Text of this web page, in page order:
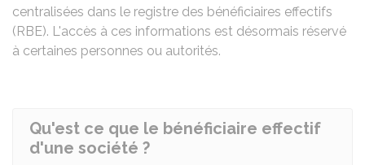
centralisées dans le registre des bénéficiaires effectifs
(RBE). L'accès à ces informations est désormais réservé
à certaines personnes ou autorités.
Qu'est ce que le bénéficiaire effectif
d'une société ?